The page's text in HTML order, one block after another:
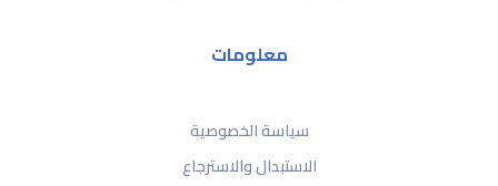
معلومات
سياسة الخصوصية
الاستبدال والاسترجاع